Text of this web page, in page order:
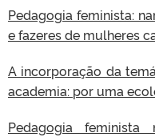
Pedagogia feminista:
e fazeres de mulheres
A incorporação da
academia: por uma
Pedagogia